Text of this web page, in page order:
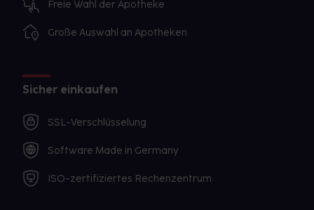
Freie Wahl der Apotheke
Große Auswahl an Apotheken
Sicher einkaufen
SSL-Verschlüsselung
Software Made in Germany
ISO-zertifiziertes Rechenzentrum